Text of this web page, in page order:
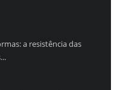
a resistência das